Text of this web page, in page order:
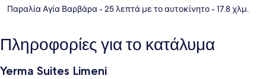
Παραλία Αγία Βαρβάρα- 25 λεπτά με το αυτοκίνητο- 17.8 χλμ.
Πληροφορίες για το κατάλυμα
Yerma Suites Limeni